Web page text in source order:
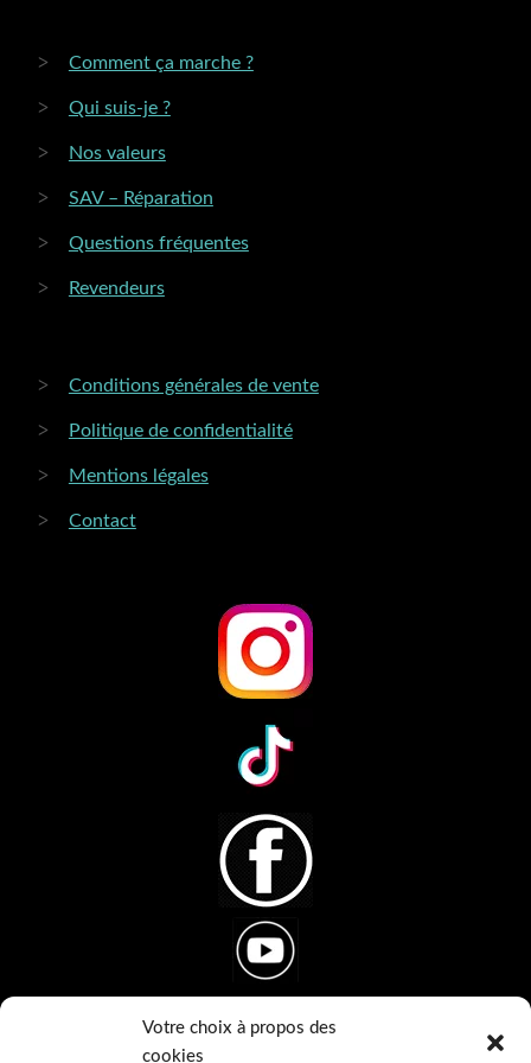
Votre choix à propos des
cookies
Comment ça marche ?
Qui suis-je ?
Nos valeurs
SAV – Réparation
Questions fréquentes
Revendeurs
Conditions générales de vente
Politique de confidentialité
Mentions légales
Contact